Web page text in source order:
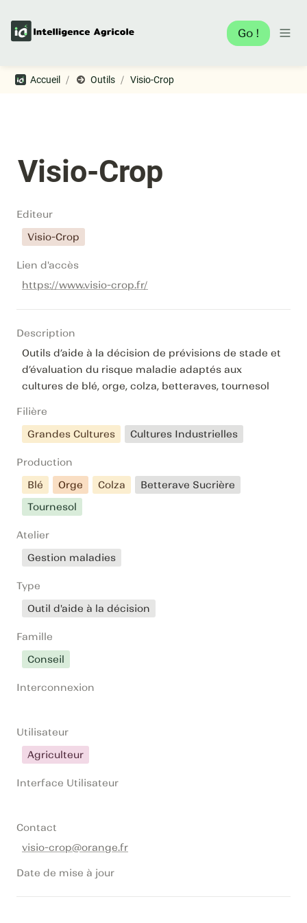
Go !
Accueil / Outils / Visio-Crop
Visio-Crop
Editeur
Visio-Crop
Lien d'accès
https://www.visio-crop.fr/
Description
Outils d’aide à la décision de prévisions de stade et
d’évaluation du risque maladie adaptés aux
cultures de blé, orge, colza, betteraves, tournesol
Filière
Grandes Cultures
Cultures Industrielles
Production
Blé
Orge Colza
Betterave Sucrière
Tournesol
Atelier
Gestion maladies
Type
Outil d'aide à la décision
Famille
Conseil
Interconnexion
Utilisateur
Agriculteur
Interface Utilisateur
Contact
visio-crop@orange.fr
Date de mise à jour